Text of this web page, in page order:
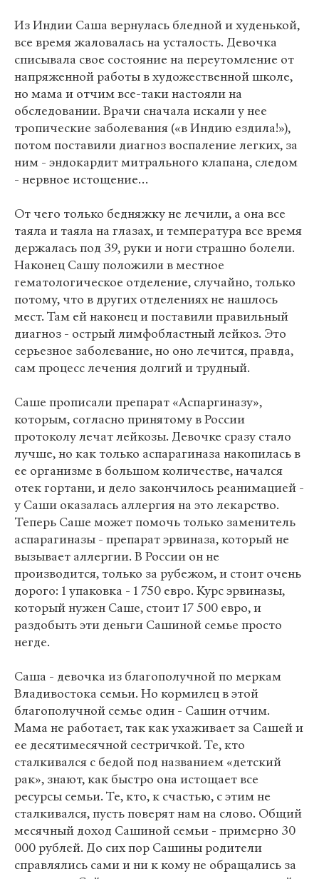
Из Индии Саша вернулась бледной и худенькой,
все время жаловалась на усталость. Девочка
списывала свое состояние на переутомление от
напряженной работы в художественной школе,
но мама и отчим все-таки настояли на
обследовании. Врачи сначала искали у нее
тропические заболевания («в Индию ездила!»),
потом поставили диагноз воспаление легких, за
ним - эндокардит митрального клапана, следом
- нервное истощение…
От чего только бедняжку не лечили, а она все
таяла и таяла на глазах, и температура все время
держалась под 39, руки и ноги страшно болели.
Наконец Сашу положили в местное
гематологическое отделение, случайно, только
потому, что в других отделениях не нашлось
мест. Там ей наконец и поставили правильный
диагноз - острый лимфобластный лейкоз. Это
серьезное заболевание, но оно лечится, правда,
сам процесс лечения долгий и трудный.
Саше прописали препарат «Аспаргиназу»,
которым, согласно принятому в России
протоколу лечат лейкозы. Девочке сразу стало
лучше, но как только аспарагиназа накопилась в
ее организме в большом количестве, начался
отек гортани, и дело закончилось реанимацией -
у Саши оказалась аллергия на это лекарство.
Теперь Саше может помочь только заменитель
аспарагиназы - препарат эрвиназа, который не
вызывает аллергии. В России он не
производится, только за рубежом, и стоит очень
дорого: 1 упаковка - 1 750 евро. Курс эрвиназы,
который нужен Саше, стоит 17 500 евро, и
раздобыть эти деньги Сашиной семье просто
негде.
Саша - девочка из благополучной по меркам
Владивостока семьи. Но кормилец в этой
благополучной семье один - Сашин отчим.
Мама не работает, так как ухаживает за Сашей и
ее десятимесячной сестричкой. Те, кто
сталкивался с бедой под названием «детский
рак», знают, как быстро она истощает все
ресурсы семьи. Те, кто, к счастью, с этим не
сталкивался, пусть поверят нам на слово. Общий
месячный доход Сашиной семьи - примерно 30
000 рублей. До сих пор Сашины родители
справлялись сами и ни к кому не обращались за